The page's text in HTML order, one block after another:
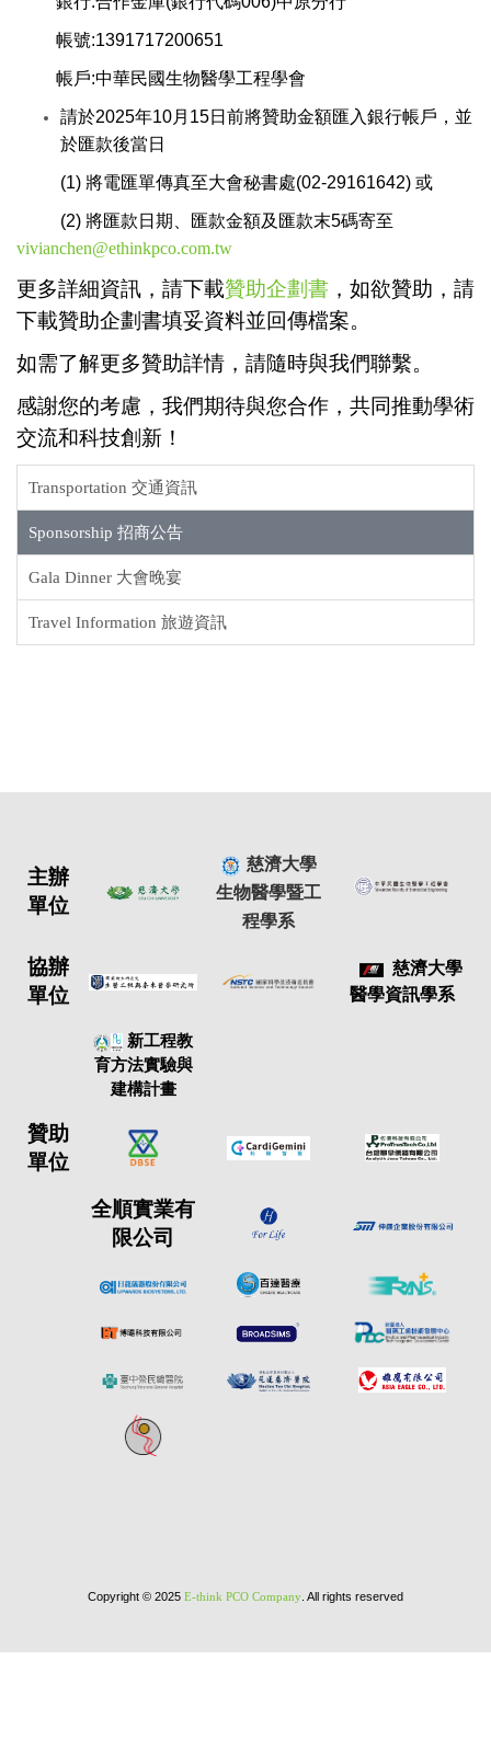
帳號:1391717200651
帳戶:中華民國生物醫學工程學會
請於2025年10月15日前將贊助金額匯入銀行帳戶，並
於匯款後當日
(1) 將電匯單傳真至大會秘書處(02-29161642) 或
(2) 將匯款日期、匯款金額及匯款末5碼寄至
vivianchen@ethinkpco.com.tw
更多詳細資訊，請下載贊助企劃書 ，如欲贊助，請
下載贊助企劃書填妥資料並回傳檔案。
如需了解更多贊助詳情，請隨時與我們聯繫。
感謝您的考慮，我們期待與您合作，共同推動學術
交流和科技創新！
Transportation 交通資訊
Sponsorship 招商公告
Gala Dinner 大會晚宴
Travel Information 旅遊資訊
主辦
單位
慈濟大學
生物醫學暨工
程學系
協辦
單位
慈濟大學
醫學資訊學系
新工程教
育方法實驗與
建構計畫
贊助
單位
全順實業有
限公司
Copyright © 2025 E-think PCO Company . All rights reserved